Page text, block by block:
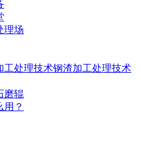
理场
工处理技术钢渣加工处理技术
磨辊
用？